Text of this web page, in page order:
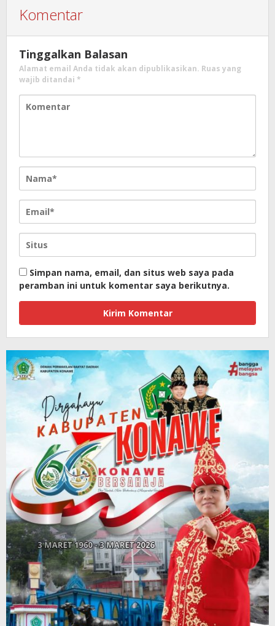
Komentar
Tinggalkan Balasan
Alamat email Anda tidak akan dipublikasikan. Ruas yang
wajib ditandai *
Simpan nama, email, dan situs web saya pada
peramban ini untuk komentar saya berikutnya.